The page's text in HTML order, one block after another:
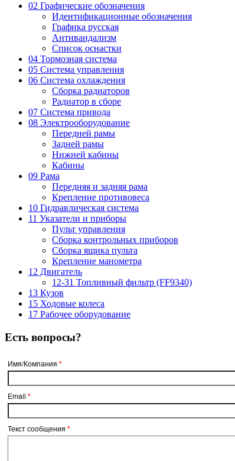
02 Графические обозначения
Идентификационные обозначения
Графика русская
Антивандализм
Список оснастки
04 Тормозная система
05 Система управления
06 Система охлаждения
Сборка радиаторов
Радиатор в сборе
07 Система привода
08 Электрооборудование
Передней рамы
Задней рамы
Нижней кабины
Кабины
09 Рама
Передняя и задняя рама
Крепление противовеса
10 Гидравлическая система
11 Указатели и приборы
Пульт управления
Сборка контрольных приборов
Сборка ящика пульта
Крепление манометра
12 Двигатель
12-31 Топливный фильтр (FF9340)
13 Кузов
15 Ходовые колеса
17 Рабочее оборудование
Есть вопросы?
Имя/Компания *
Email *
Текст сообщения *